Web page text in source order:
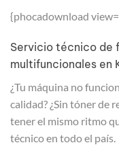
{phocadownload
Servicio técnico de
multifuncionales en
¿Tu máquina no
calidad? ¿Sin tóner de
tener el mismo ritmo
técnico en todo el país.